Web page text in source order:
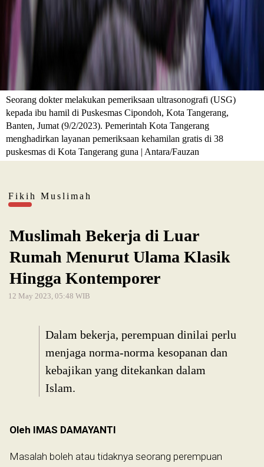
Seorang dokter melakukan pemeriksaan ultrasonografi (USG)
kepada ibu hamil di Puskesmas Cipondoh, Kota Tangerang,
Banten, Jumat (9/2/2023). Pemerintah Kota Tangerang
menghadirkan layanan pemeriksaan kehamilan gratis di 38
puskesmas di Kota Tangerang guna | Antara/Fauzan
Fikih Muslimah
Muslimah Bekerja di Luar
Rumah Menurut Ulama Klasik
Hingga Kontemporer
12 May 2023, 05:48 WIB
Dalam bekerja, perempuan dinilai perlu
menjaga norma-norma kesopanan dan
kebajikan yang ditekankan dalam
Islam.
Oleh IMAS DAMAYANTI
Masalah boleh atau tidaknya seorang perempuan